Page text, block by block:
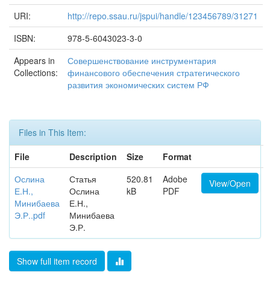
URI:
http://repo.ssau.ru/jspui/handle/123456789/31271
ISBN:
978-5-6043023-3-0
Appears in
Collections:
Совершенствование инструментария
финансового обеспечения стратегического
развития экономических систем РФ
Files in This Item:
File
Description Size
Format
Ослина
Е.Н.,
Минибаева
Э.Р..pdf
Статья
Ослина
Е.Н.,
Минибаева
Э.Р.
520.81
kB
Adobe
PDF
View/Open
Show full item record